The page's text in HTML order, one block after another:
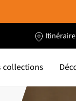
Itinéraire
collections